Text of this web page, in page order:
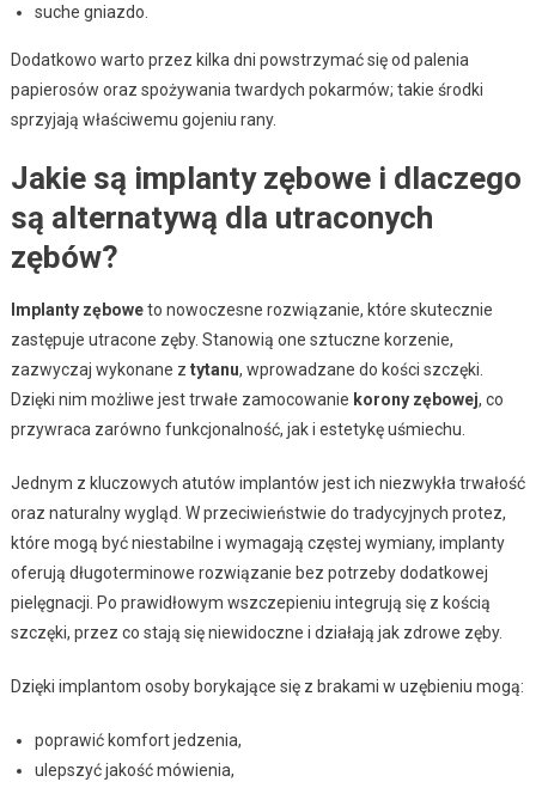
suche gniazdo.
Dodatkowo warto przez kilka dni powstrzymać się od palenia
papierosów oraz spożywania twardych pokarmów; takie środki
sprzyjają właściwemu gojeniu rany.
Jakie są implanty zębowe i dlaczego
są alternatywą dla utraconych
zębów?
Implanty zęboweto nowoczesne rozwiązanie, które skutecznie
zastępuje utracone zęby. Stanowią one sztuczne korzenie,
zazwyczaj wykonane z tytanu, wprowadzane do kości szczęki.
Dzięki nim możliwe jest trwałe zamocowanie korony zębowej, co
przywraca zarówno funkcjonalność, jak i estetykę uśmiechu.
Jednym z kluczowych atutów implantów jest ich niezwykła trwałość
oraz naturalny wygląd. W przeciwieństwie do tradycyjnych protez,
które mogą być niestabilne i wymagają częstej wymiany, implanty
oferują długoterminowe rozwiązanie bez potrzeby dodatkowej
pielęgnacji. Po prawidłowym wszczepieniu integrują się z kością
szczęki, przez co stają się niewidoczne i działają jak zdrowe zęby.
Dzięki implantom osoby borykające się z brakami w uzębieniu mogą:
poprawić komfort jedzenia,
ulepszyć jakość mówienia,